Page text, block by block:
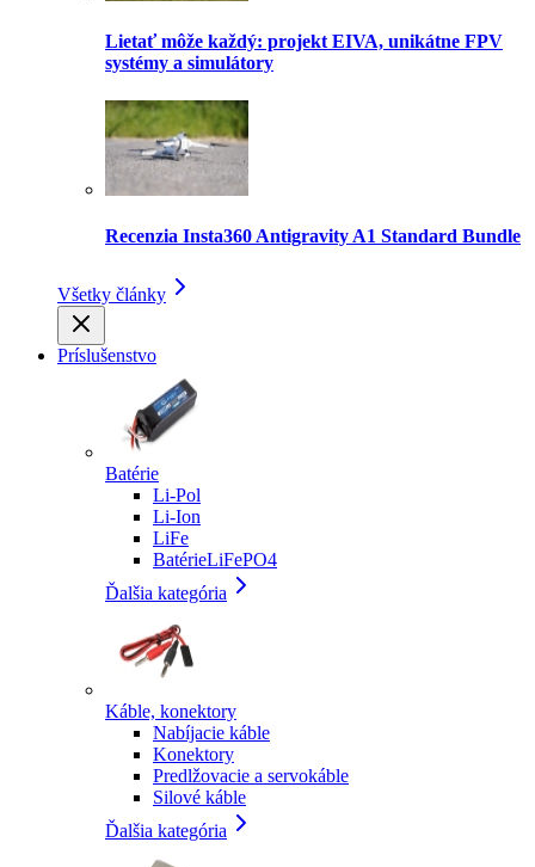
Lietať môže každý: projekt EIVA, unikátne FPV
systémy a simulátory
Recenzia Insta360 Antigravity A1 Standard Bundle
Všetky články
Príslušenstvo
Batérie
Li-Pol
Li-Ion
LiFe
BatérieLiFePO4
Ďalšia kategória
Káble, konektory
Nabíjacie káble
Konektory
Predlžovacie a servokáble
Silové káble
Ďalšia kategória